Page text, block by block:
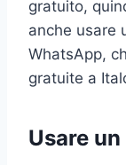
gratuito,
anche usare
WhatsApp,
gratuite a
Usare